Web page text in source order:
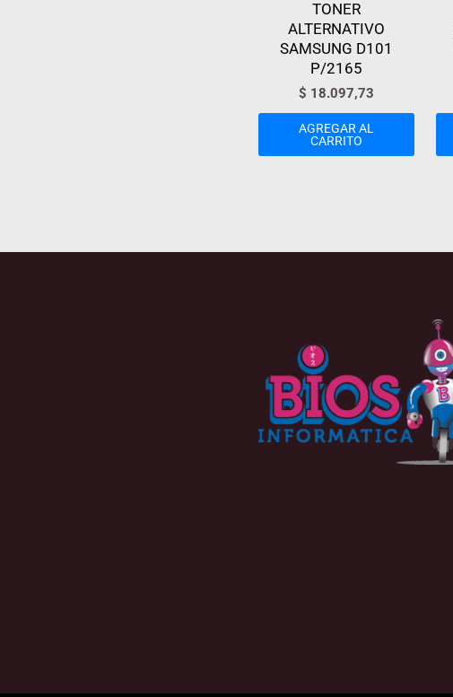
TONER
ALTERNATIVO
SAMSUNG D101
P/2165
$ 18.097,73
AGREGAR AL
CARRITO